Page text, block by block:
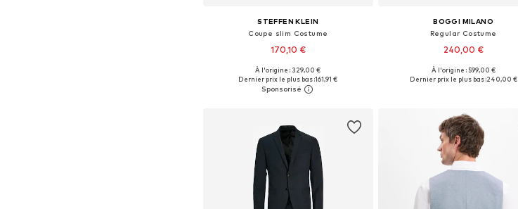
STEFFEN KLEIN
Coupe slim Costume
170,10 €
+6
Disponible en plusieurs tailles
Ajouter au panier
À l'origine : 329,00 €
Dernier prix le plus bas :161,91 €
BOGGI MILANO
Regular Costume
240,00 €
Disponible en plusieurs tailles
À l'origine : 599,00 €
Dernier prix le plus bas :240,00 €